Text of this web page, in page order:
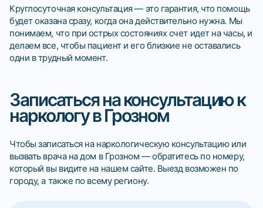
Круглосуточная консультация — это гарантия, что помощь
будет оказана сразу, когда она действительно нужна. Мы
понимаем, что при острых состояниях счет идет на часы, и
делаем все, чтобы пациент и его близкие не оставались
одни в трудный момент.
Записаться на консультацию к
наркологу в Грозном
Чтобы записаться на наркологическую консультацию или
вызвать врача на дом в Грозном — обратитесь по номеру,
который вы видите на нашем сайте. Выезд возможен по
городу, а также по всему региону.